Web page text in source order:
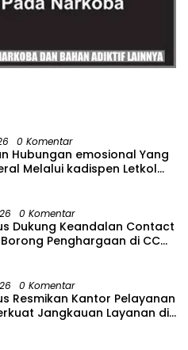
0 Komentar
Hubungan emosional Yang
Melalui kadispen Letkol
lebih Dekat Dan
0 Komentar
Dukung Keandalan Contact
Borong Penghargaan di CCW
0 Komentar
Resmikan Kantor Pelayanan
Jangkauan Layanan di